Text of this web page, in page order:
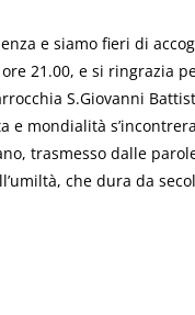
e siamo fieri di
21.00, e si ringrazia
S.Giovanni
mondialità
trasmesso dalle
che dura da